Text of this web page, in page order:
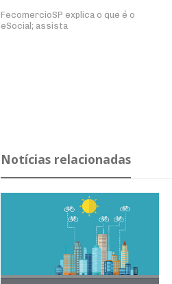
FecomercioSP explica o que é o
eSocial; assista
Notícias relacionadas